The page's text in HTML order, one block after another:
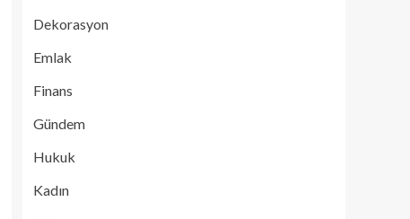
Dekorasyon
Emlak
Finans
Gündem
Hukuk
Kadın